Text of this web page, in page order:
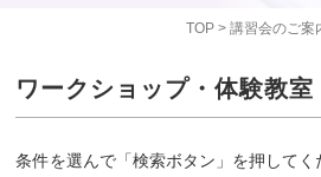
TOP> 講習会のご案
ワークショップ・体験教室
条件を選んで「検索ボタン」を押して